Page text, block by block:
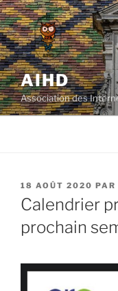
Aller
au
contenu
principal
AIHD
Association des
PUBLIÉ
LE
18 AOÛT 2020 PAR
Calendrier
prochain